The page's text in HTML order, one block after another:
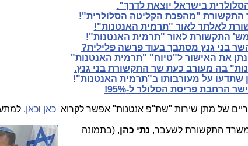
בישראל יוצאת לדרך".
התקשורת "מהפכת הקליטה הסלולרית"!
לאלתר לאור "תרמית האנטנות"!
התקשורת לאור "תרמית האנטנות"!
בני גנץ מסתבך בעוד פרשה פלילית?
את האישור ל"טיוח" "תרמית האנטנות"
בה מעורב כעת שר התקשורת בני גנץ.
שתדעו על מעורבותו ב"תרמית האנטנות"!
הרחבת פריסת הסלולר ל-95%!
של מתן שירות "שת"פ אנטנות" אפשר לקרואכאן וכאן,
התקשורת לשעבר, נתי כהן, (בתמונה